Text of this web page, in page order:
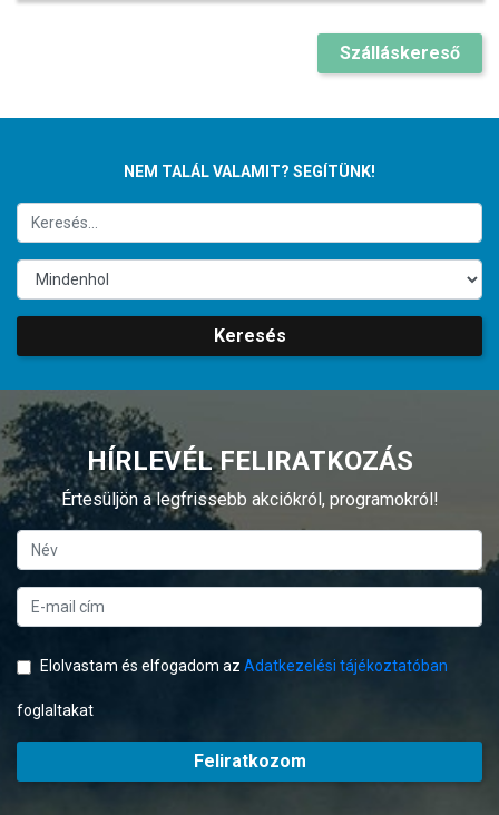
Szálláskereső
NEM TALÁL VALAMIT? SEGÍTÜNK!
Keresés
HÍRLEVÉL FELIRATKOZÁS
Értesüljön a legfrissebb akciókról, programokról!
Elolvastam és elfogadom az Adatkezelési tájékoztatóban
foglaltakat
Feliratkozom